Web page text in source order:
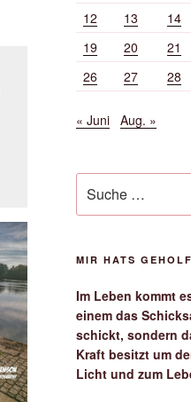
12
13 14
19
20 21
26
27 28
« Juni Aug. »
nach:
MIR HATS
Im Leben kommt
einem das
schickt, sondern
Kraft besitzt um
Licht und zum